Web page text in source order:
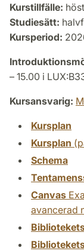
Kurstillfälle:
Studiesätt:
Kursperiod:
– 15.00 i
Kursansvarig:
Kursplan
Kursplan
Schema
Canvas
avancerad